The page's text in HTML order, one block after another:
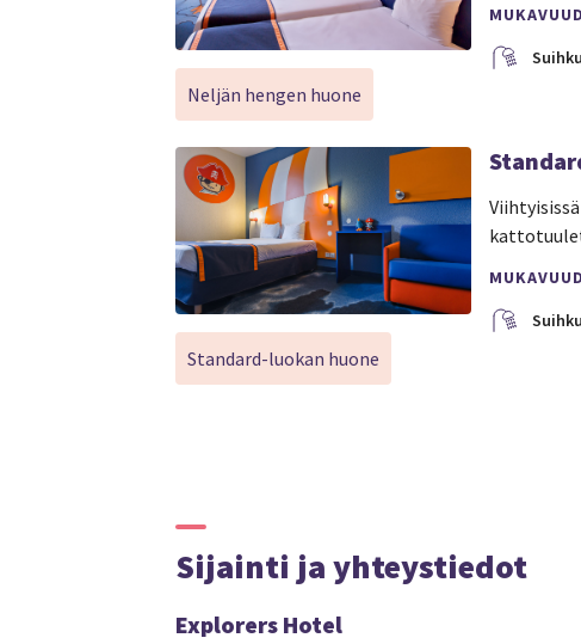
Neljän hengen huone
Suihku
Standard-luokan huone
Suihku
Sijainti ja yhteystiedot
Explorers Hotel